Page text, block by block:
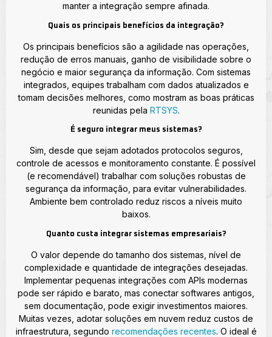
manter a integração sempre afinada.
Quais os principais benefícios da integração?
Os principais benefícios são a agilidade nas operações,
redução de erros manuais, ganho de visibilidade sobre o
negócio e maior segurança da informação. Com sistemas
integrados, equipes trabalham com dados atualizados e
tomam decisões melhores, como mostram as boas práticas
reunidas pela RTSYS.
É seguro integrar meus sistemas?
Sim, desde que sejam adotados protocolos seguros,
controle de acessos e monitoramento constante. É possível
(e recomendável) trabalhar com soluções robustas de
segurança da informação, para evitar vulnerabilidades.
Ambiente bem controlado reduz riscos a níveis muito
baixos.
Quanto custa integrar sistemas empresariais?
O valor depende do tamanho dos sistemas, nível de
complexidade e quantidade de integrações desejadas.
Implementar pequenas integrações com APIs modernas
pode ser rápido e barato, mas conectar softwares antigos,
sem documentação, pode exigir investimentos maiores.
Muitas vezes, adotar soluções em nuvem reduz custos de
infraestrutura, segundo recomendações recentes. O ideal é